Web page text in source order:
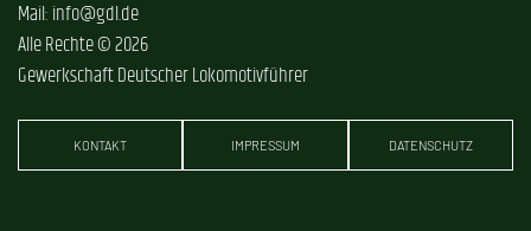
Mail: info@gdl.de
Alle Rechte © 2026
Gewerkschaft Deutscher Lokomotivführer
KONTAKT IMPRESSUM DATENSCHUTZ